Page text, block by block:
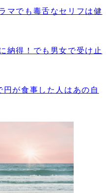
マでも毒舌なセリフは健
納得！でも男女で受け止
円が食事した人はあの自